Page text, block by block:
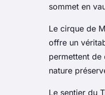
sommet en
Le cirque de
offre un
permettent
nature
Le sentier du